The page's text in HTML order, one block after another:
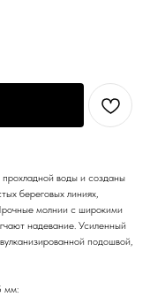
воды и созданы
береговых линиях,
молнии с широкими
надевание. Усиленный
подошвой,
мм: